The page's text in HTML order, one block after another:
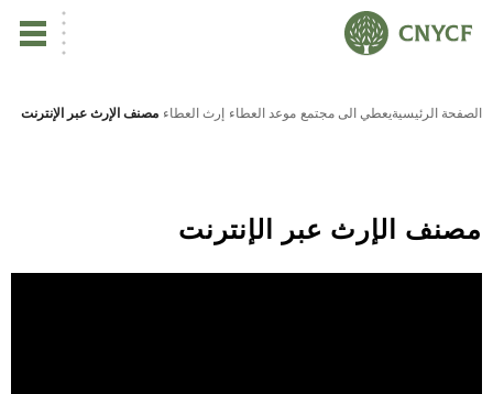
الصفحة الرئيسيةيعطي الى مجتمع موعد العطاء إرث العطاء مصنف الإرث عبر الإنترنت
مصنف الإرث عبر الإنترنت